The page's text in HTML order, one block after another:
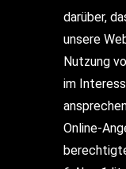
darüber,
unsere
Nutzung
im
Online-